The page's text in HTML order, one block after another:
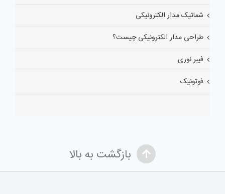
شماتیک مدار الکترونیکی
طراحی مدار الکترونیکی چیست؟
فیبر نوری
فوتونیک
بازگشت به بالا